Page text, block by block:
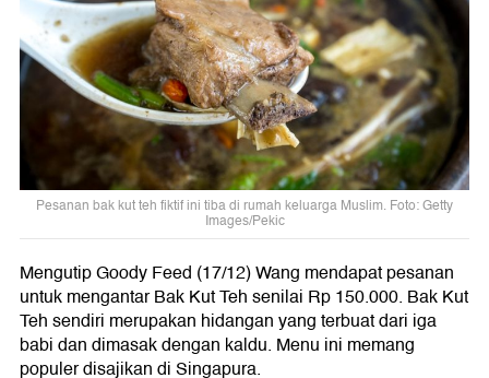
Pesanan bak kut teh fiktif ini tiba di rumah keluarga Muslim. Foto: Getty
Images/Pekic
Mengutip Goody Feed (17/12) Wang mendapat pesanan
untuk mengantar Bak Kut Teh senilai Rp 150.000. Bak Kut
Teh sendiri merupakan hidangan yang terbuat dari iga
babi dan dimasak dengan kaldu. Menu ini memang
populer disajikan di Singapura.